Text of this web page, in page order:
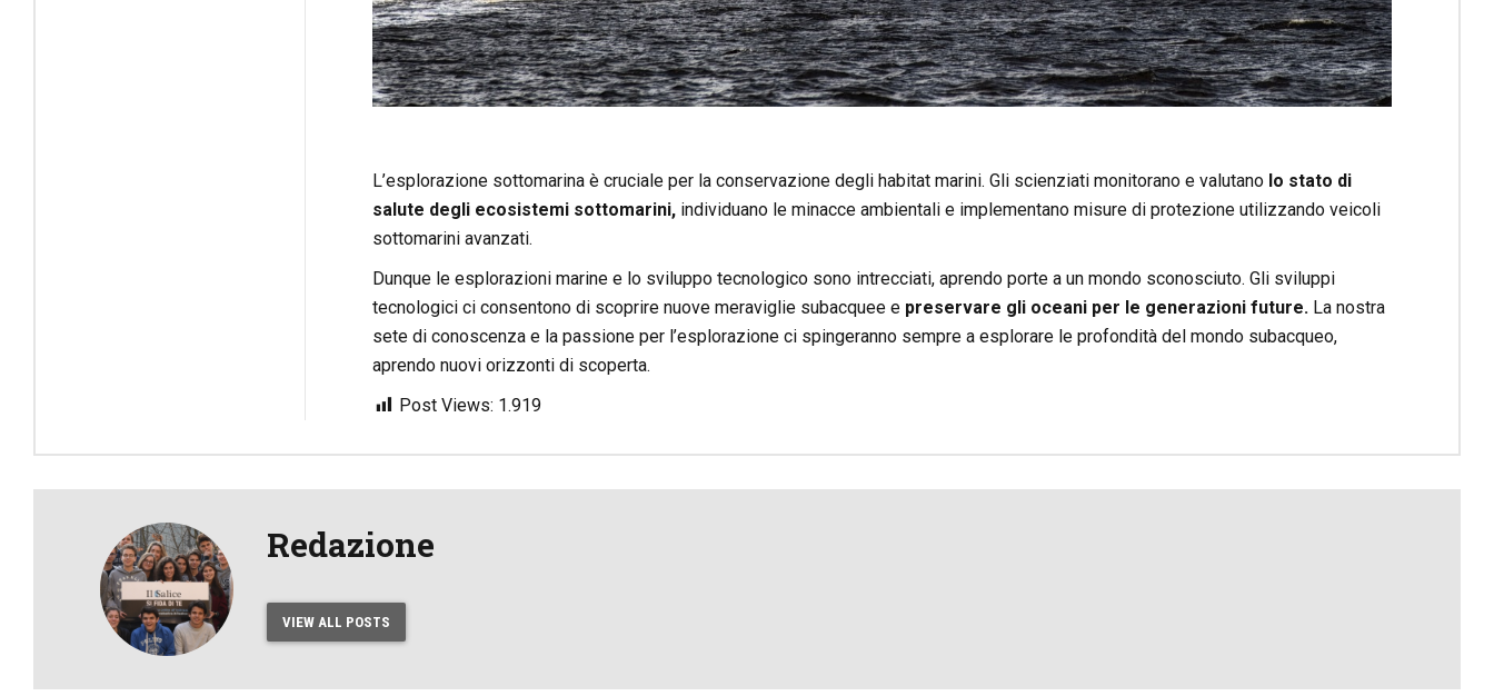
L’esplorazione sottomarina è cruciale per la conservazione degli habitat marini. Gli scienziati monitorano e valutanolo stato di
salute degli ecosistemi sottomarini,individuano le minacce ambientali e implementano misure di protezione utilizzando veicoli
sottomarini avanzati.
Dunque le esplorazioni marine e lo sviluppo tecnologico sono intrecciati, aprendo porte a un mondo sconosciuto. Gli sviluppi
tecnologici ci consentono di scoprire nuove meraviglie subacquee epreservare gli oceani per le generazioni future.La nostra
sete di conoscenza e la passione per l’esplorazione ci spingeranno sempre a esplorare le profondità del mondo subacqueo,
aprendo nuovi orizzonti di scoperta.
Post Views: 1.919
Redazione
VIEW ALL POSTS